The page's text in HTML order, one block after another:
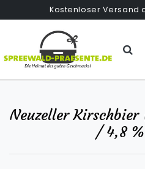
Kostenloser Versand
Neuzeller
/ 4,8